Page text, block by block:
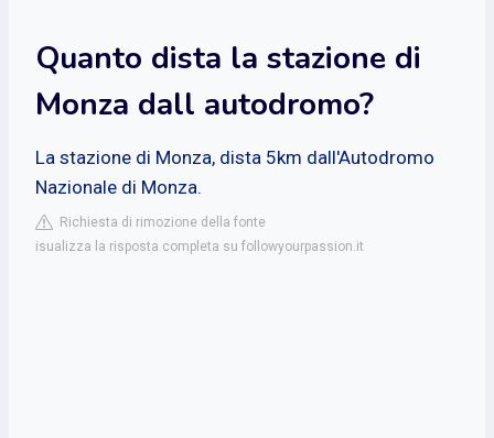
Quanto dista la stazione di
Monza dall autodromo?
La stazione di Monza, dista 5km dall'Autodromo
Nazionale di Monza.
Richiesta di rimozione della fonte
isualizza la risposta completa su followyourpassion.it